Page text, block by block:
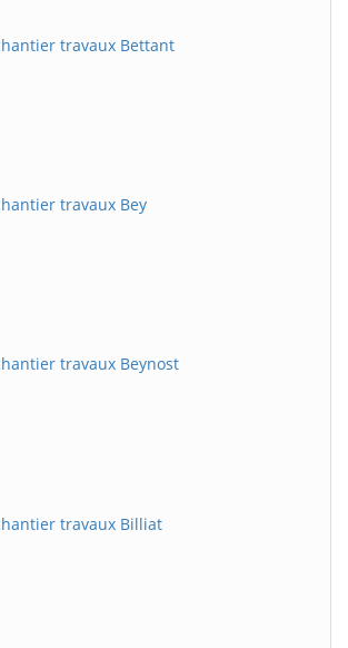
travaux Bettant
travaux Bey
travaux Beynost
travaux Billiat